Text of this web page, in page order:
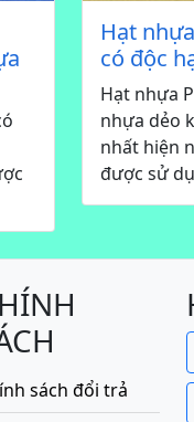
Hạt
có độc
Hạt nhựa
nhựa dẻo
nhất hiện
được sử
sách đổi trả